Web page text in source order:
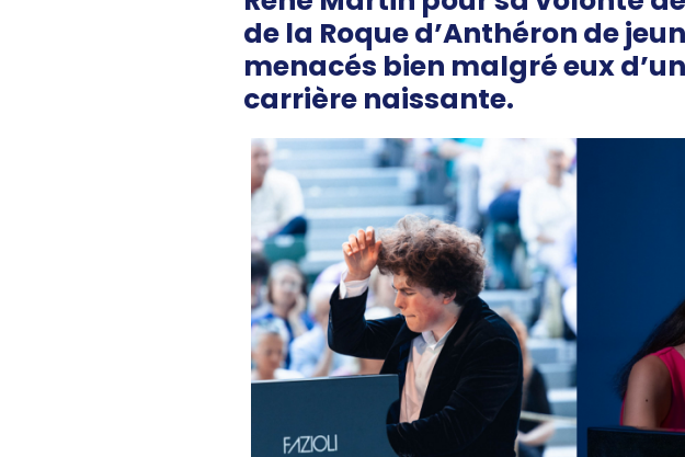
de la Roque d’Anthéron de
menacés bien malgré eux
carrière naissante.